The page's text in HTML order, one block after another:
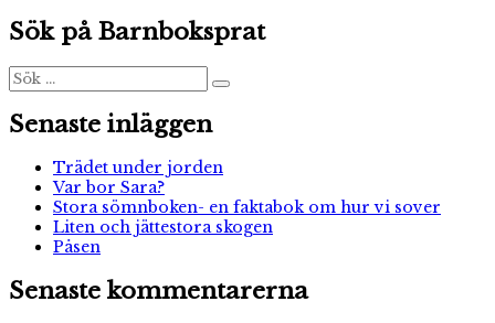
Sök på Barnboksprat
Sök
efter:
Sök
Senaste inläggen
Trädet under jorden
Var bor Sara?
Stora sömnboken- en faktabok om hur vi sover
Liten och jättestora skogen
Påsen
Senaste kommentarerna